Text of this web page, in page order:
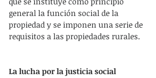
general la función social de la
propiedad y se imponen una serie de
requisitos a las propiedades rurales.
La lucha por la justicia social